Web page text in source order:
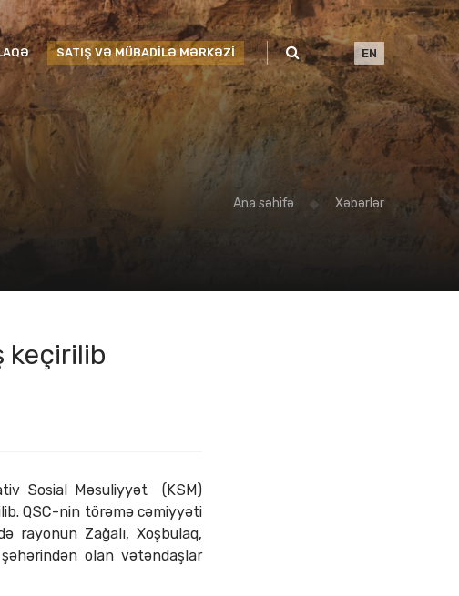
SATIŞ VƏ MÜBADİLƏ MƏRKƏZİ EN
Ana səhifə Xəbərlər
keçirilib
Sosial Məsuliyyət (KSM)
QSC-nin törəmə cəmiyyəti
rayonun Zağalı, Xoşbulaq,
olan vətəndaşlar